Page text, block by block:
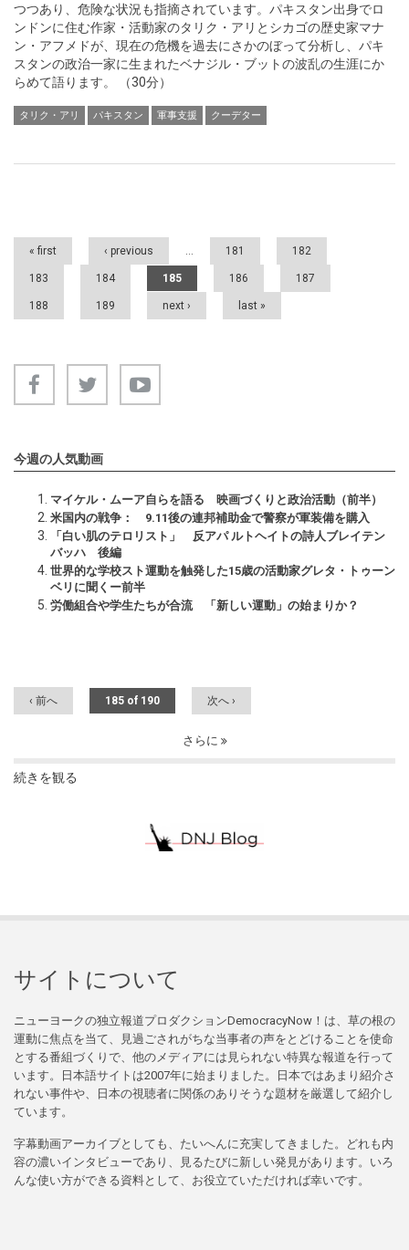
つつあり、危険な状況も指摘されています。パキスタン出身でロ
ンドンに住む作家・活動家のタリク・アリとシカゴの歴史家マナ
ン・アフメドが、現在の危機を過去にさかのぼって分析し、パキ
スタンの政治一家に生まれたベナジル・ブットの波乱の生涯にか
らめて語ります。 （30分）
タリク・アリ パキスタン 軍事支援 クーデター
Pages
« first ‹ previous … 181 182
183 184 185 186 187
188 189 next › last »
今週の人気動画
マイケル・ムーア自らを語る 映画づくりと政治活動（前半）
米国内の戦争： 9.11後の連邦補助金で警察が軍装備を購入
「白い肌のテロリスト」 反アパ ルトヘイトの詩人ブレイテン
バッハ 後編
世界的な学校スト運動を触発した15歳の活動家グレタ・トゥーン
ベリに聞くー前半
労働組合や学生たちが合流 「新しい運動」の始まりか？
‹ 前へ 185 of 190 次へ ›
さらに
続きを観る
サイトについて
ニューヨークの独立報道プロダクションDemocracyNow！は、草の根の
運動に焦点を当て、見過ごされがちな当事者の声をとどけることを使命
とする番組づくりで、他のメディアには見られない特異な報道を行って
います。日本語サイトは2007年に始まりました。日本ではあまり紹介さ
れない事件や、日本の視聴者に関係のありそうな題材を厳選して紹介し
ています。
字幕動画アーカイブとしても、たいへんに充実してきました。どれも内
容の濃いインタビューであり、見るたびに新しい発見があります。いろ
んな使い方ができる資料として、お役立ていただければ幸いです。